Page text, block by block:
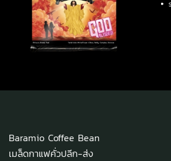
Baramio Coffee Bean
เมล็ดกาแฟคั่วปลีก-ส่ง